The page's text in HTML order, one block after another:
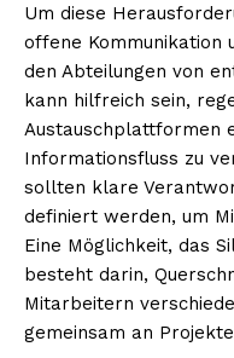
Um diese
offene Kommunikation
den Abteilungen von
kann hilfreich sein,
Austauschplattformen
Informationsfluss zu
sollten klare
definiert werden, um
Eine Möglichkeit, das
besteht darin,
Mitarbeitern
gemeinsam an